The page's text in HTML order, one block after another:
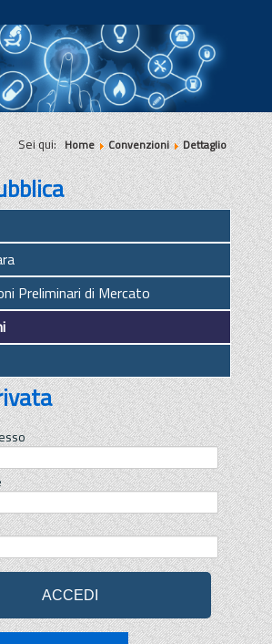
|||
Sei qui:Home Convenzioni Dettaglio
Preliminari di Mercato